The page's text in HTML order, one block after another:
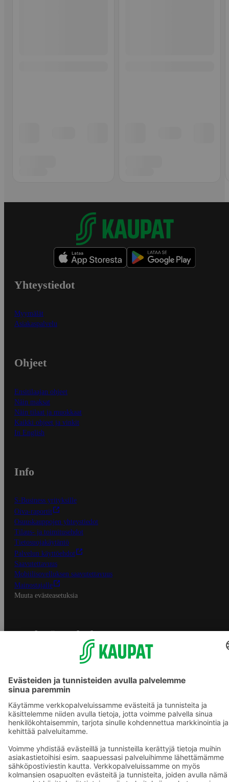
Yhteystiedot
Myymälät
Asiakaspalvelu
Ohjeet
Ensitilaajan ohjeet
Näin maksat
Näin tilaat ja muokkaat
Kaikki ohjeet ja vinkit
In English
Info
S-Business yrityksille
Oiva-raportit
Osuuskauppojen yhteystiedot
Tilaus- ja toimitusehdot
Tietosuojakäytäntö
Palvelun käyttöehdot
Saavutettavuus
Mobiilisovelluksen saavutettavuus
Mainostajalle
Muuta evästeasetuksia
S-ryhmän palvelut
Asiakasomistajuus
Yhteishyvä Ruoka -sovellus
Prisma.fi
Sokos.fi
S-Pankki
Sokos Hotels
Raflaamo